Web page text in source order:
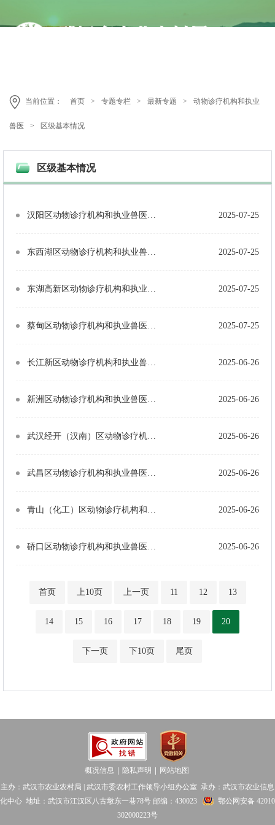
当前位置： 首页 > 专题专栏 > 最新专题 > 动物诊疗机构和执业
兽医 > 区级基本情况
区级基本情况
2025-07-25
2025-07-25
2025-07-25
2025-07-25
2025-06-26
2025-06-26
2025-06-26
2025-06-26
2025-06-26
2025-06-26
首页 上10页 上一页 11 12 13
14 15 16 17 18 19 20
下一页 下10页 尾页
概况信息 隐私声明
网站地图
主办：武汉市农业农村局 | 武汉市委农村工作领导小组办公室 承办：武汉市农业信息
化中心 地址：武汉市江汉区八古墩东一巷78号 邮编：430023
鄂公网安备 42010
302000223号